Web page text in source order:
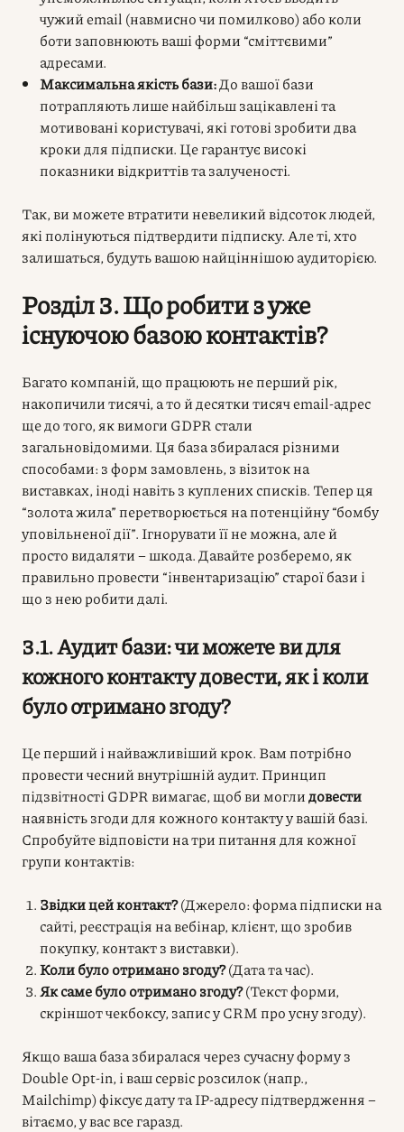
чужий email (навмисно чи помилково) або коли
боти заповнюють ваші форми “сміттєвими”
адресами.
Максимальна якість бази:До вашої бази
потрапляють лише найбільш зацікавлені та
мотивовані користувачі, які готові зробити два
кроки для підписки. Це гарантує високі
показники відкриттів та залученості.
Так, ви можете втратити невеликий відсоток людей,
які полінуються підтвердити підписку. Але ті, хто
залишаться, будуть вашою найціннішою аудиторією.
Розділ 3. Що робити з уже
існуючою базою контактів?
Багато компаній, що працюють не перший рік,
накопичили тисячі, а то й десятки тисяч email-адрес
ще до того, як вимоги GDPR стали
загальновідомими. Ця база збиралася різними
способами: з форм замовлень, з візиток на
виставках, іноді навіть з куплених списків. Тепер ця
“золота жила” перетворюється на потенційну “бомбу
уповільненої дії”. Ігнорувати її не можна, але й
просто видаляти – шкода. Давайте розберемо, як
правильно провести “інвентаризацію” старої бази і
що з нею робити далі.
3.1. Аудит бази: чи можете ви для
кожного контакту довести, як і коли
було отримано згоду?
Це перший і найважливіший крок. Вам потрібно
провести чесний внутрішній аудит. Принцип
підзвітності GDPR вимагає, щоб ви моглидовести
наявність згоди для кожного контакту у вашій базі.
Спробуйте відповісти на три питання для кожної
групи контактів:
Звідки цей контакт?(Джерело: форма підписки на
сайті, реєстрація на вебінар, клієнт, що зробив
покупку, контакт з виставки).
Коли було отримано згоду?(Дата та час).
Як саме було отримано згоду?(Текст форми,
скріншот чекбоксу, запис у CRM про усну згоду).
Якщо ваша база збиралася через сучасну форму з
Double Opt-in, і ваш сервіс розсилок (напр.,
Mailchimp) фіксує дату та IP-адресу підтвердження –
вітаємо, у вас все гаразд.